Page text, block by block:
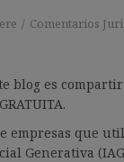
Comentarios
blog es
empresas que
Generativa